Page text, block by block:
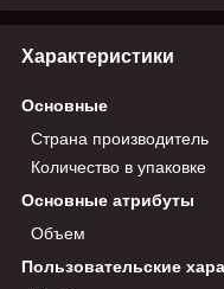
Характеристики
Основные
Страна производитель
Количество в упаковке
Основные атрибуты
Объем
Пользовательские